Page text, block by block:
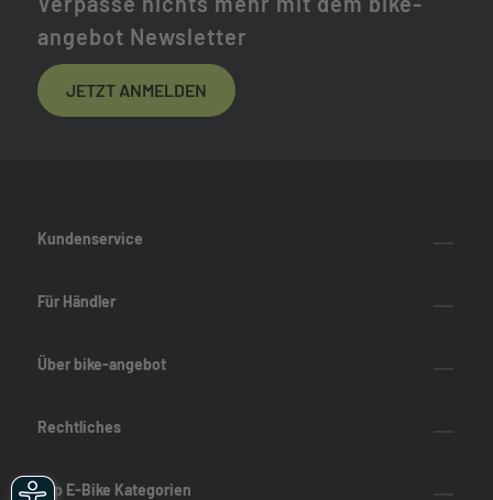
angebot Newsletter
JETZT ANMELDEN
Kundenservice
Für Händler
Über bike-angebot
Rechtliches
Top E-Bike Kategorien